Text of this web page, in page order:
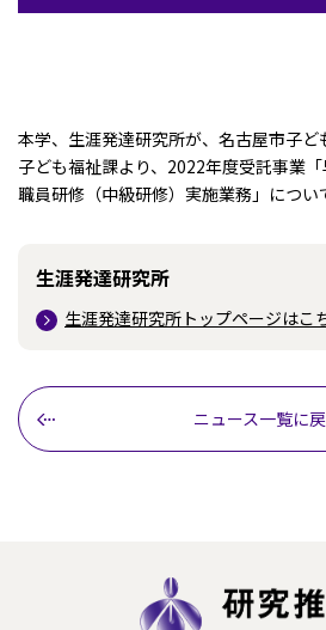
本学、生涯発達研究所が、名古屋市子
子ども福祉課より、2022年度受託事業
職員研修（中級研修）実施業務」につい
生涯発達研究所
生涯発達研究所トップページはこ
ニュース一覧に